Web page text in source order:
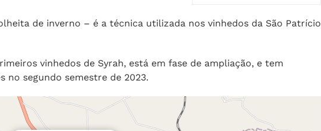
de inverno – é a técnica utilizada nos vinhedos da São Patrício
vinhedos de Syrah, está em fase de ampliação, e tem
no segundo semestre de 2023.